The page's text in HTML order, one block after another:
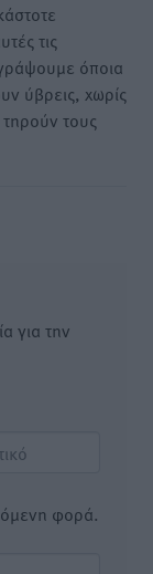
τις
όποια
ύβρεις, χωρίς
τους
για την
φορά.